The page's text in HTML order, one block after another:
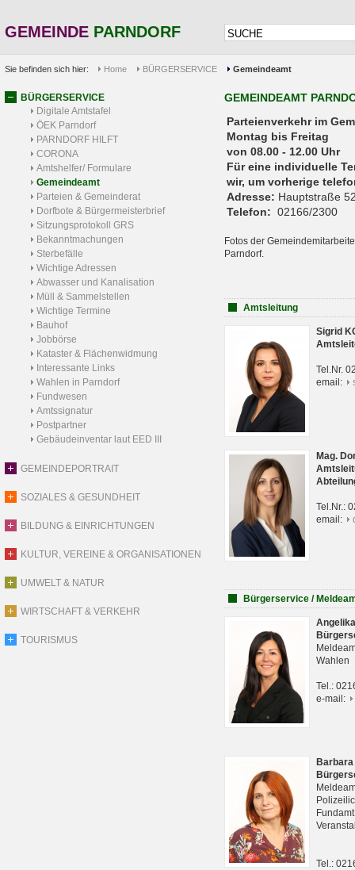
GEMEINDE PARNDORF
Sie befinden sich hier: Home BÜRGERSERVICE Gemeindeamt
BÜRGERSERVICE
Digitale Amtstafel
ÖEK Parndorf
PARNDORF HILFT
CORONA
Amtshelfer/ Formulare
Gemeindeamt
Parteien & Gemeinderat
Dorfbote & Bürgermeisterbrief
Sitzungsprotokoll GRS
Bekanntmachungen
Sterbefälle
Wichtige Adressen
Abwasser und Kanalisation
Müll & Sammelstellen
Wichtige Termine
Bauhof
Jobbörse
Kataster & Flächenwidmung
Interessante Links
Wahlen in Parndorf
Fundwesen
Amtssignatur
Postpartner
Gebäudeinventar laut EED III
GEMEINDEPORTRAIT
SOZIALES & GESUNDHEIT
BILDUNG & EINRICHTUNGEN
KULTUR, VEREINE & ORGANISATIONEN
UMWELT & NATUR
WIRTSCHAFT & VERKEHR
TOURISMUS
GEMEINDEAMT
Parteienverkehr
Montag bis Freitag
von 08.00 - 12.00 Uhr
Für eine individuelle
wir, um vorherige
Adresse: Hauptstraße
Telefon: 02166/2300
Fotos der
Parndorf.
Amtsleitung
Sigrid
Tel.Nr.
email:
Mag.
Tel.Nr.:
email:
Bürgerservice /
Wahlen
Tel.:
e-mail:
Tel.: